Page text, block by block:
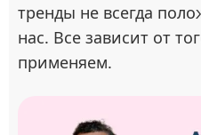
тренды не всегда
нас. Все зависит от
применяем.